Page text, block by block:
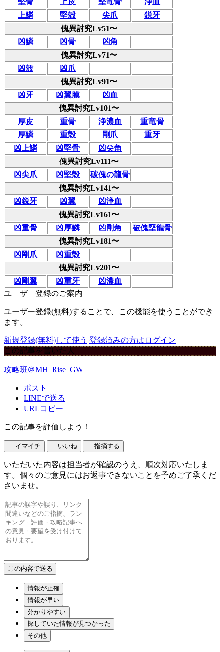
上鱗
堅殻 尖爪
鋭牙
傀異討究Lv51〜
凶鱗
凶骨
凶角
傀異討究Lv71〜
凶殻
凶爪
傀異討究Lv91〜
凶牙
凶翼膜
凶血
傀異討究Lv101〜
厚皮
重骨 浄濃血
重竜骨
厚鱗
重殻 剛爪
重牙
凶上鱗
凶堅骨
凶尖角
傀異討究Lv111〜
凶尖爪
凶堅殻
破傀の龍骨
傀異討究Lv141〜
凶鋭牙
凶翼
凶浄血
傀異討究Lv161〜
凶重骨
凶厚鱗 凶剛角
破傀堅龍骨
傀異討究Lv181〜
凶剛爪
凶重殻
傀異討究Lv201〜
凶剛翼
凶重牙
凶濃血
ユーザー登録のご案内
ユーザー登録(無料)することで、この機能を使うことができ
ます。
新規登録(無料)して使う 登録済みの方はログイン
この記事を書いた人
攻略班＠MH_Rise_GW
ポスト
LINEで送る
URLコピー
この記事を評価しよう！
イマイチ いいね 指摘する
いただいた内容は担当者が確認のうえ、順次対応いたしま
す。個々のご意見にはお返事できないことを予めご了承くだ
さいませ。
情報が正確
情報が早い
分かりやすい
探していた情報が見つかった
その他